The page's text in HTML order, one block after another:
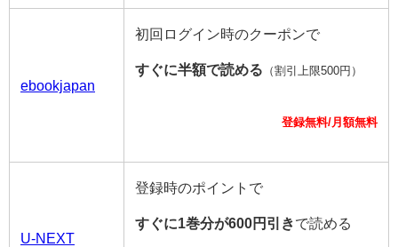
ebookjapan
初回ログイン時のクーポンで
すぐに半額で読める （割引上限500円）
登録無料/月額無料
U-NEXT
登録時のポイントで
すぐに1巻分が600円引きで読める